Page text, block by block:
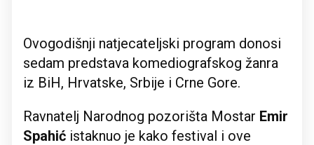
Ovogodišnji natjecateljski program donosi
sedam predstava komediografskog žanra
iz BiH, Hrvatske, Srbije i Crne Gore.
Ravnatelj Narodnog pozorišta Mostar Emir
Spahić istaknuo je kako festival i ove